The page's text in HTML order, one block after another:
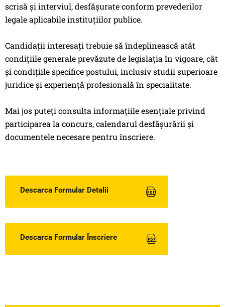
scrisă și interviul, desfășurate conform prevederilor
legale aplicabile instituțiilor publice.
Candidații interesați trebuie să îndeplinească atât
condițiile generale prevăzute de legislația în vigoare, cât
și condițiile specifice postului, inclusiv studii superioare
juridice și experiență profesională în specialitate.
Mai jos puteți consulta informațiile esențiale privind
participarea la concurs, calendarul desfășurării și
documentele necesare pentru înscriere.
Descarca Formular Detalii
Descarca Formular Înscriere